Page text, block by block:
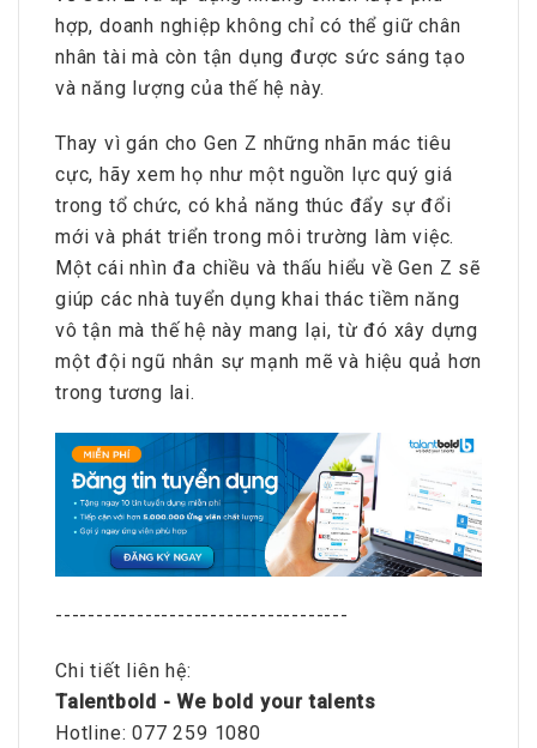
hợp, doanh nghiệp không chỉ có thể giữ chân
nhân tài mà còn tận dụng được sức sáng tạo
và năng lượng của thế hệ này.
Thay vì gán cho Gen Z những nhãn mác tiêu
cực, hãy xem họ như một nguồn lực quý giá
trong tổ chức, có khả năng thúc đẩy sự đổi
mới và phát triển trong môi trường làm việc.
Một cái nhìn đa chiều và thấu hiểu về Gen Z sẽ
giúp các nhà tuyển dụng khai thác tiềm năng
vô tận mà thế hệ này mang lại, từ đó xây dựng
một đội ngũ nhân sự mạnh mẽ và hiệu quả hơn
trong tương lai.
------------------------------------
Chi tiết liên hệ:
Talentbold - We bold your talents
Hotline: 077 259 1080